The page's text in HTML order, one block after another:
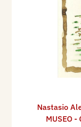
Nastasio
MUSEO